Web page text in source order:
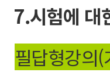
7.시험에 대
필답형강의